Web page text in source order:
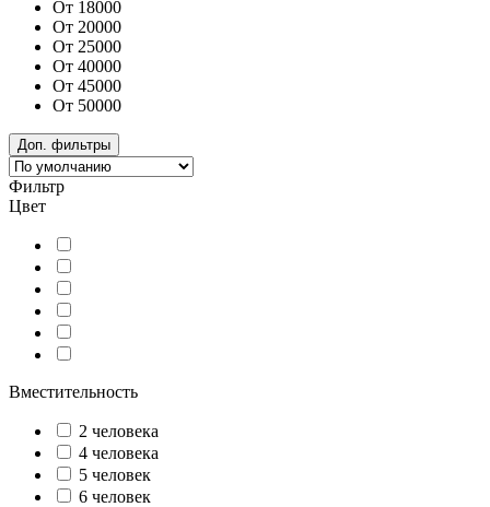
От 18000
От 20000
От 25000
От 40000
От 45000
От 50000
Доп. фильтры
Фильтр
Цвет
Вместительность
2 человека
4 человека
5 человек
6 человек